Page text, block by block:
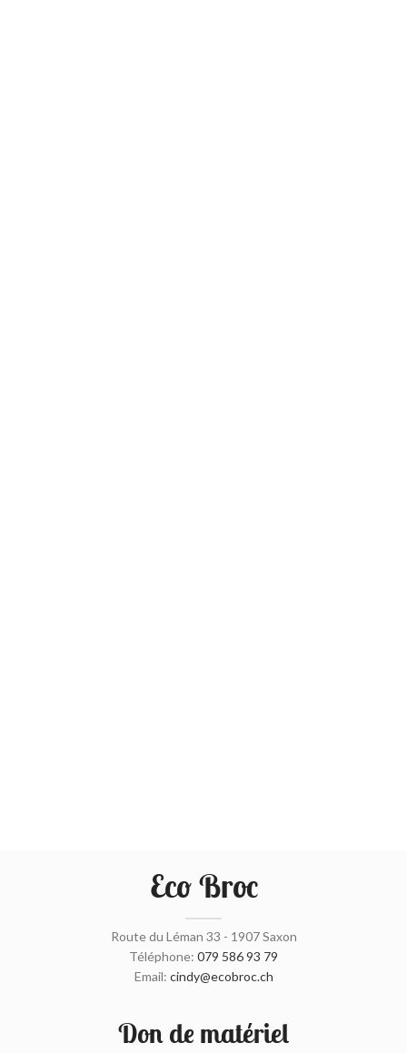
Eco Broc
Route du Léman 33 - 1907 Saxon
Téléphone: 079 586 93 79
Email: cindy@ecobroc.ch
Don de matériel